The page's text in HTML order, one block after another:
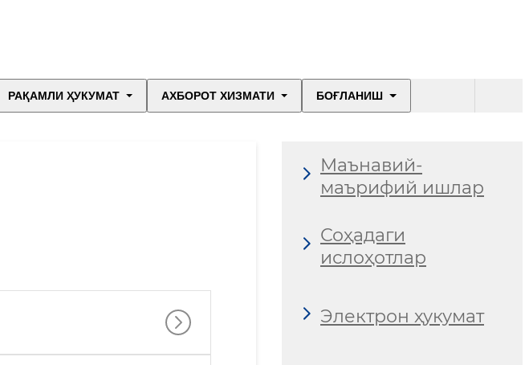
РАҚАМЛИ ҲУКУМАТ АХБОРОТ ХИЗМАТИ БОҒЛАНИШ
Маънавий-
маърифий ишлар
Соҳадаги
ислоҳотлар
Электрон ҳукумат